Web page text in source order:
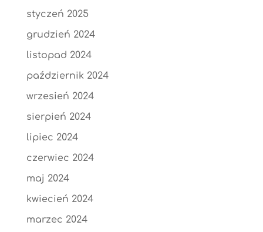
styczeń 2025
grudzień 2024
listopad 2024
październik 2024
wrzesień 2024
sierpień 2024
lipiec 2024
czerwiec 2024
maj 2024
kwiecień 2024
marzec 2024